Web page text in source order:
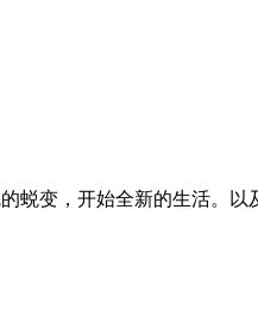
变，开始全新的生活。以